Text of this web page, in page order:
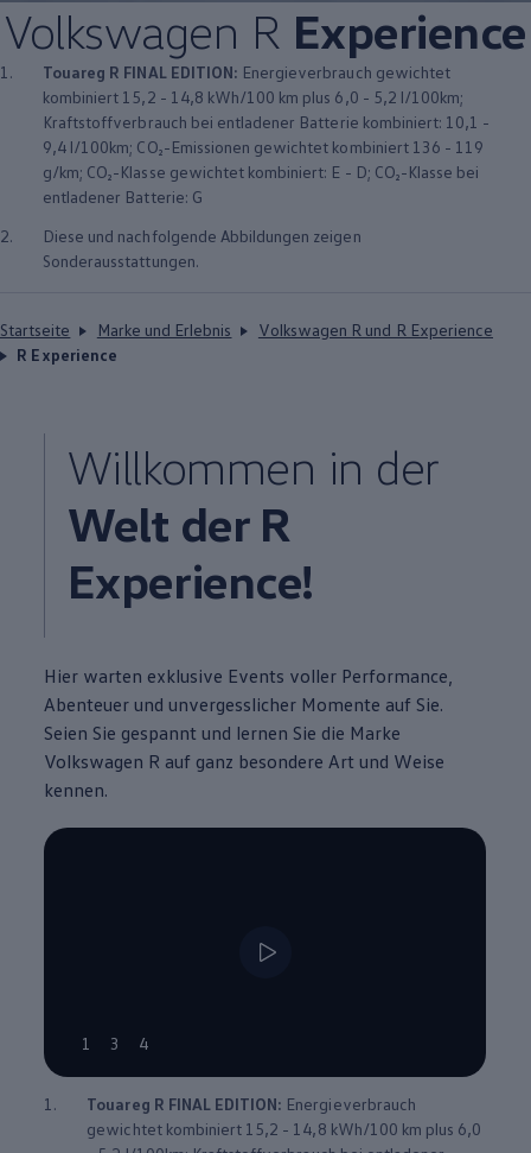
Volkswagen R Experience
1. Touareg R FINAL EDITION: Energieverbrauch gewichtet
kombiniert 15,2 - 14,8 kWh/100 km plus 6,0 - 5,2 l/100km;
Kraftstoffverbrauch bei entladener Batterie kombiniert: 10,1 -
9,4 l/100km; CO₂-Emissionen gewichtet kombiniert 136 - 119
g/km; CO₂-Klasse gewichtet kombiniert: E - D; CO₂-Klasse bei
entladener Batterie: G
2.
Diese und nachfolgende Abbildungen zeigen
Sonderausstattungen.
Startseite Marke und Erlebnis
Volkswagen R und R Experience
R Experience
Willkommen in der
Welt der R
Experience!
Hier warten exklusive Events voller Performance,
Abenteuer und unvergesslicher Momente auf Sie.
Seien Sie gespannt und lernen Sie die Marke
Volkswagen R auf ganz besondere Art und Weise
kennen.
1 3 4
1. Touareg R FINAL EDITION: Energieverbrauch
gewichtet kombiniert 15,2 - 14,8 kWh/100 km plus 6,0